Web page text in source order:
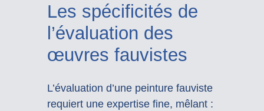
Les spécificités de
l’évaluation des
œuvres fauvistes
L’évaluation d’une peinture fauviste
requiert une expertise fine, mêlant :